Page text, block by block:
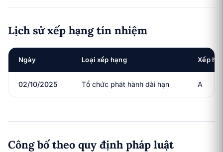
Lịch sử xếp hạng tín nhiệm
Ngày Loại xếp hạng Xếp
02/10/2025 Tổ chức phát hành dài hạn A
Công bố theo quy định pháp luật